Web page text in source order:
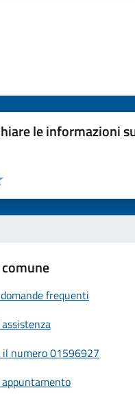
le informazioni
pagina
5 stelle su 5
stelle su 5
su 5
5
frequenti
il numero 01596927